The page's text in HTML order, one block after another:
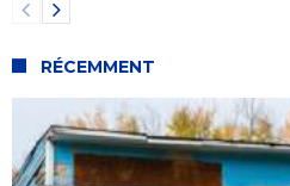
RÉCEMMENT